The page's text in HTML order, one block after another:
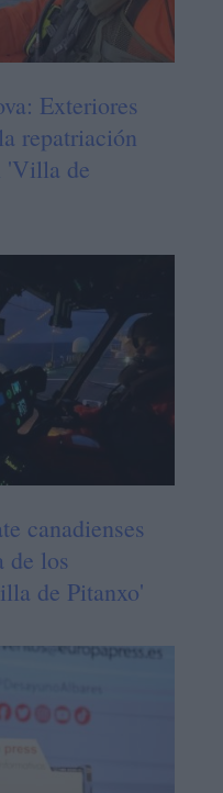
Exteriores
repatriación
'Villa de
canadienses
de los
de Pitanxo'